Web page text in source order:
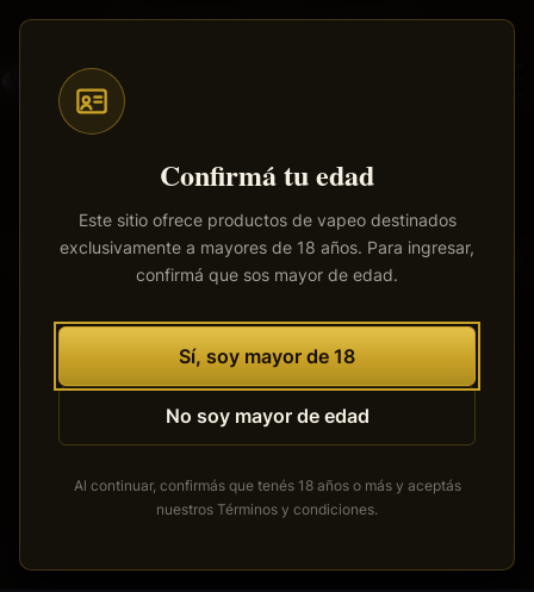
Confirmá tu edad
Este sitio ofrece productos de vapeo destinados
exclusivamente a mayores de 18 años. Para ingresar,
confirmá que sos mayor de edad.
Sí, soy mayor de 18
No soy mayor de edad
Al continuar, confirmás que tenés 18 años o más y aceptás
nuestros Términos y condiciones.
Saltar
contenido
principal
Envíos a todo el país· 100% productos originales
Tenemos grandes proyectos
Se está cocinando algo grande. Nuestra tienda está en
obras y pronto abrirá sus puertas.